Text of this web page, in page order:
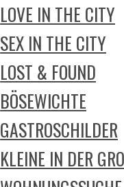
LOVE IN THE CITY
SEX IN THE CITY
LOST & FOUND
BÖSEWICHTE
GASTROSCHILDER
KLEINE IN DER